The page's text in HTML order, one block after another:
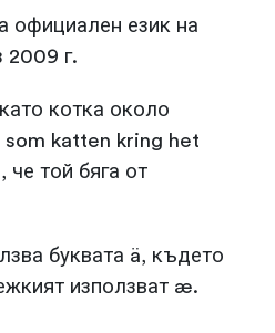
официален език на
2009 г.
котка около
katten kring het
че той бяга от
буквата ä, където
използват æ.